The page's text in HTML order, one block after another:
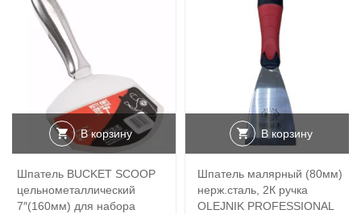
В корзину
Шпатель BUCKET SCOOP
цельнометаллический
7″(160мм) для набора
В корзину
Шпатель малярный (80мм)
нерж.сталь, 2К ручка
OLEJNIK PROFESSIONAL